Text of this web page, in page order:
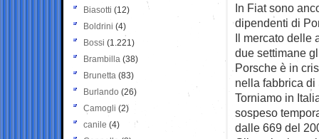
In Fiat sono
dipendenti di
Il mercato delle
due settimane
Porsche è in
nella fabbrica di
Torniamo in
sospeso
dalle 669 del
Biasotti (12)
Boldrini (4)
Bossi (1.221)
Brambilla (38)
Brunetta (83)
Burlando (26)
Camogli (2)
canile (4)